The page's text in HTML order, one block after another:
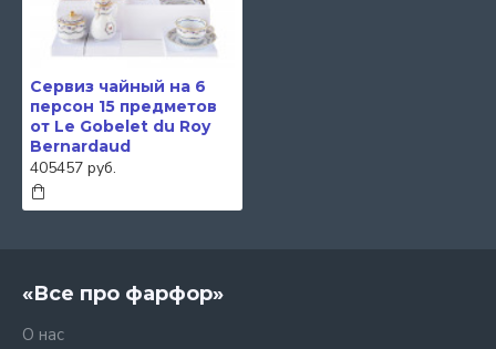
Сервиз чайный на 6
персон 15 предметов
от Le Gobelet du Roy
Bernardaud
405457 руб.
«Все про фарфор»
О нас